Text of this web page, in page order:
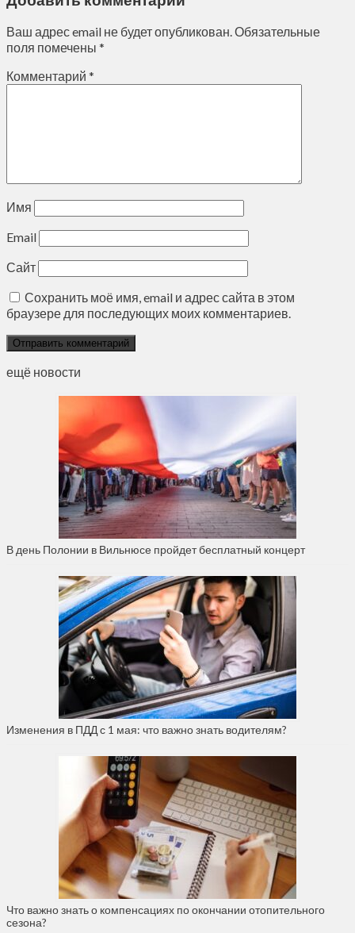
Ваш адрес email не будет опубликован.Обязательные
поля помечены *
Комментарий *
Имя
Email
Сайт
Сохранить моё имя, email и адрес сайта в этом
браузере для последующих моих комментариев.
ещё новости
В день Полонии в Вильнюсе пройдет бесплатный концерт
Изменения в ПДД с 1 мая: что важно знать водителям?
Что важно знать о компенсациях по окончании отопительного
сезона?